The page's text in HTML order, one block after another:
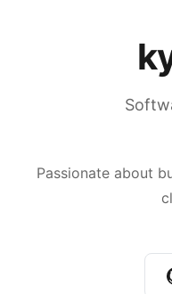
Passionate about